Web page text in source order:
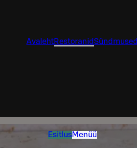
AvalehtRestoranidSündmused
EsitlusMenüü